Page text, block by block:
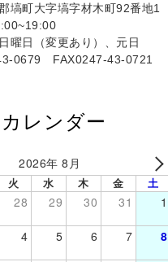
塙町大字塙字材木町92番地1
曜日（変更あり）、元日
0679 FAX0247-43-0721
レンダー
2026年 8月
火 水 木 金 土
28 29 30 31 1
4 5 6 7 8